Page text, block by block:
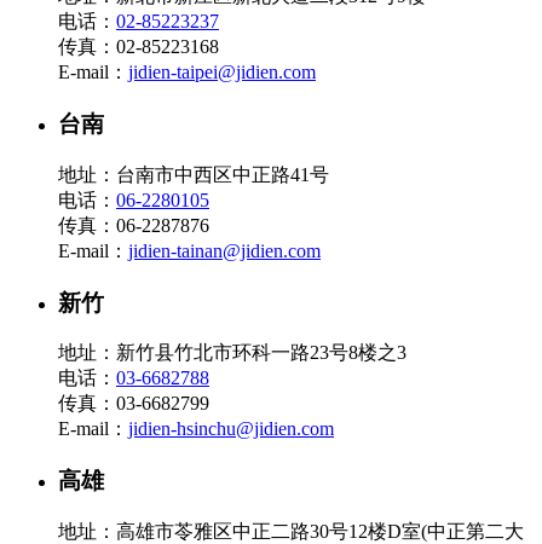
电话： 02-85223237
传真：02-85223168
E-mail： jidien-taipei@jidien.com
台南
地址：台南市中西区中正路41号
电话： 06-2280105
传真：06-2287876
E-mail： jidien-tainan@jidien.com
新竹
地址：新竹县竹北市环科一路23号8楼之3
电话： 03-6682788
传真：03-6682799
E-mail： jidien-hsinchu@jidien.com
高雄
地址：高雄市苓雅区中正二路30号12楼D室(中正第二大